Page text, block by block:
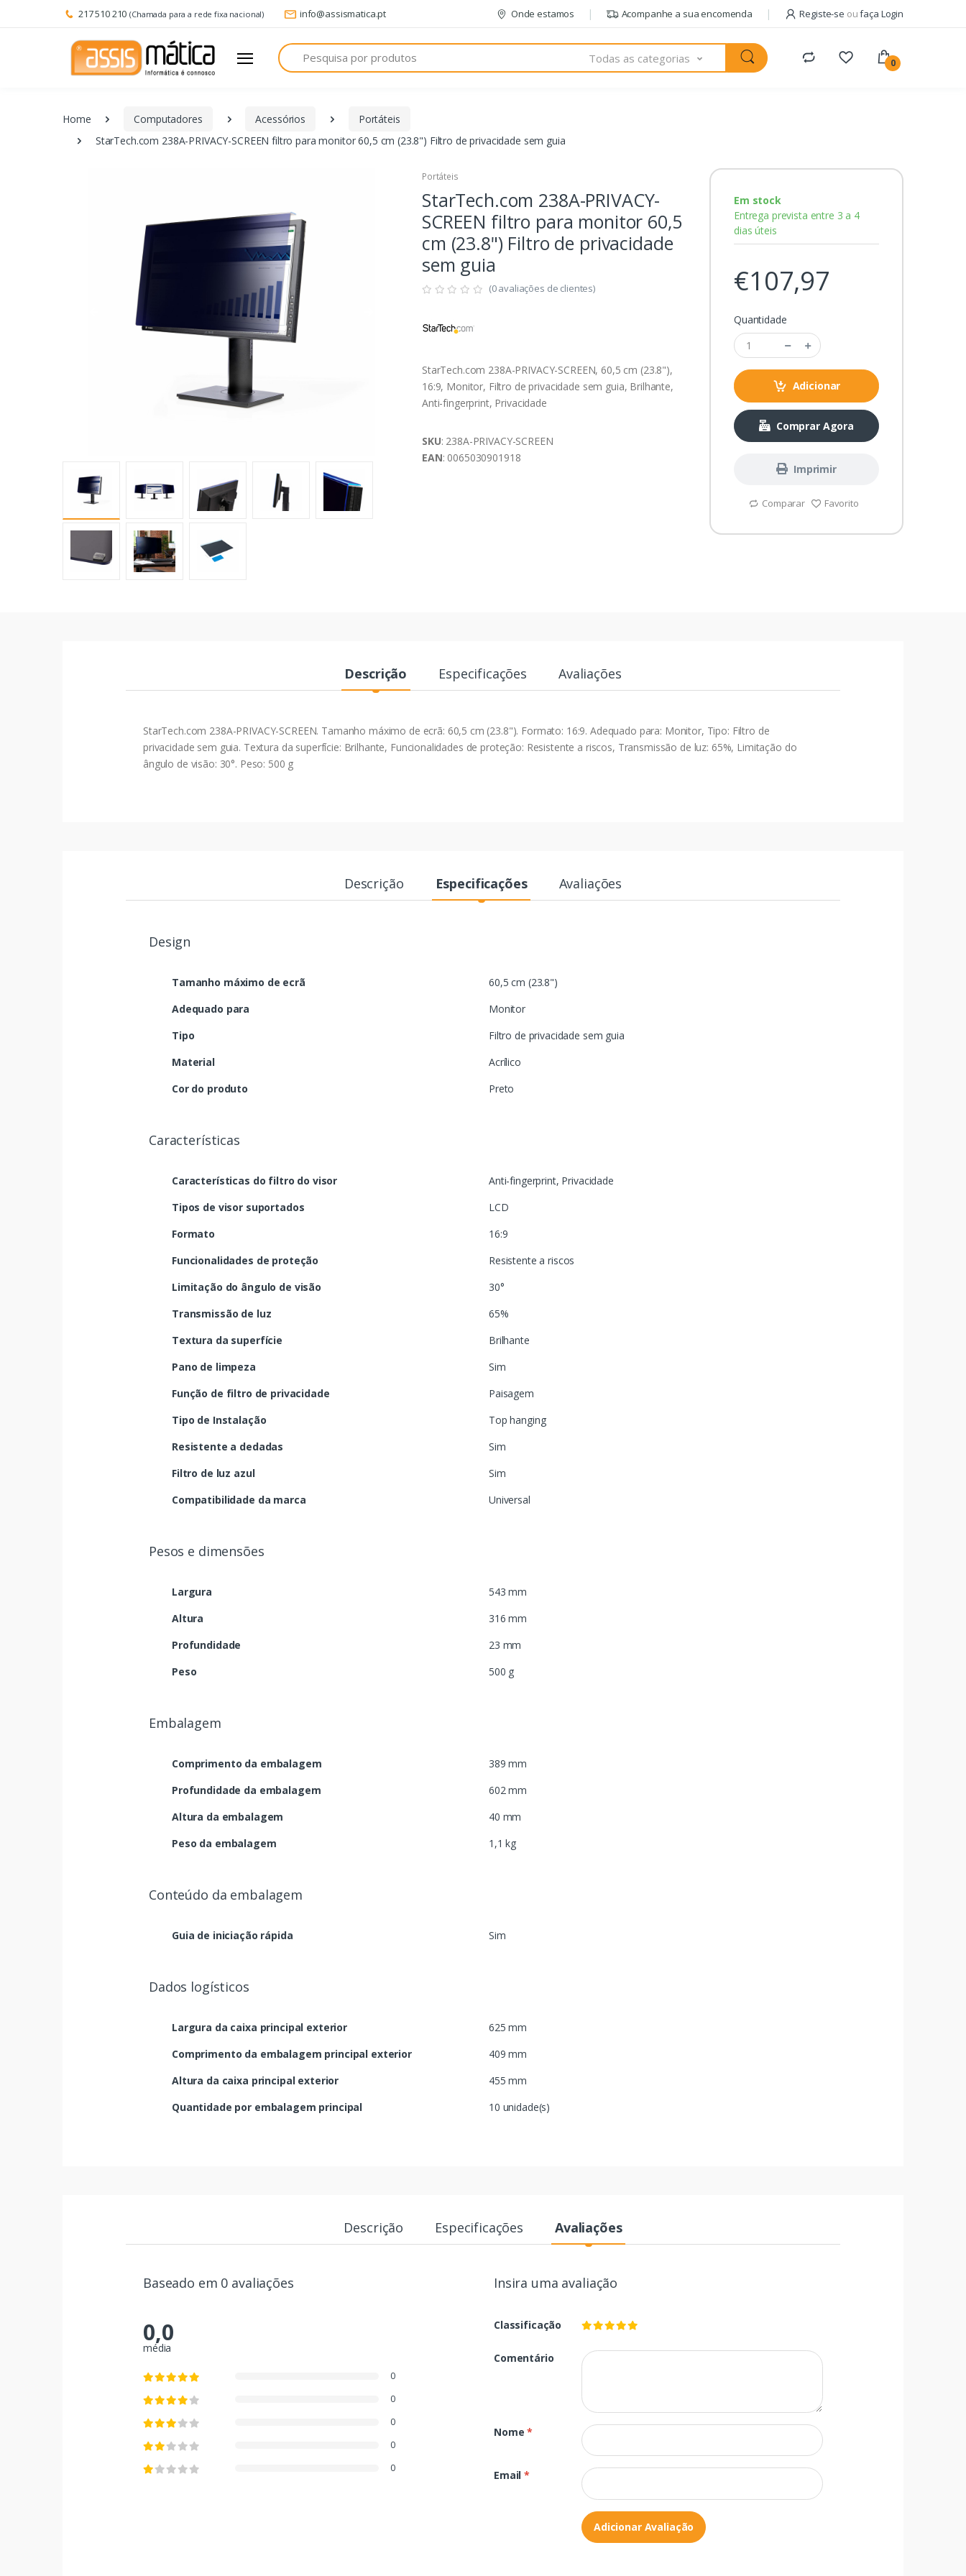
217 510 210 (Chamada para a rede fixa nacional) info@assismatica.pt Onde estamos Acompanhe a sua encomenda Registe-se oufaça Login
Pesquisa
Todas as categorias 0
Home Computadores Acessórios
Portáteis
StarTech.com 238A-PRIVACY-SCREEN filtro para monitor 60,5 cm (23.8") Filtro de privacidade sem guia
Portáteis
StarTech.com 238A-PRIVACY-
SCREEN filtro para monitor 60,5
cm (23.8") Filtro de privacidade
sem guia
(0 avaliações de clientes)
StarTech.com 238A-PRIVACY-SCREEN, 60,5 cm (23.8"),
16:9, Monitor, Filtro de privacidade sem guia, Brilhante,
Anti-fingerprint, Privacidade
SKU: 238A-PRIVACY-SCREEN
EAN: 0065030901918
Em stock
Entrega prevista entre 3 a 4
dias úteis
€107,97
Quantidade
Adicionar
Comprar Agora
Imprimir
Comparar Favorito
Descrição Especificações Avaliações
StarTech.com 238A-PRIVACY-SCREEN. Tamanho máximo de ecrã: 60,5 cm (23.8"). Formato: 16:9. Adequado para: Monitor, Tipo: Filtro de
privacidade sem guia. Textura da superfície: Brilhante, Funcionalidades de proteção: Resistente a riscos, Transmissão de luz: 65%, Limitação do
ângulo de visão: 30°. Peso: 500 g
Descrição Especificações Avaliações
Design
Tamanho máximo de ecrã
60,5 cm (23.8")
Adequado para
Monitor
Tipo
Filtro de privacidade sem guia
Material
Acrílico
Cor do produto
Preto
Características
Características do filtro do visor
Anti-fingerprint, Privacidade
Tipos de visor suportados
LCD
Formato
16:9
Funcionalidades de proteção
Resistente a riscos
Limitação do ângulo de visão
30°
Transmissão de luz
65%
Textura da superfície
Brilhante
Pano de limpeza
Sim
Função de filtro de privacidade
Paisagem
Tipo de Instalação
Top hanging
Resistente a dedadas
Sim
Filtro de luz azul
Sim
Compatibilidade da marca
Universal
Pesos e dimensões
Largura
543 mm
Altura
316 mm
Profundidade
23 mm
Peso
500 g
Embalagem
Comprimento da embalagem
389 mm
Profundidade da embalagem
602 mm
Altura da embalagem
40 mm
Peso da embalagem
1,1 kg
Conteúdo da embalagem
Guia de iniciação rápida Sim
Dados logísticos
Largura da caixa principal exterior
625 mm
Comprimento da embalagem principal exterior
409 mm
Altura da caixa principal exterior
455 mm
Quantidade por embalagem principal
10 unidade(s)
Descrição Especificações Avaliações
Baseado em 0 avaliações
0,0
média
0
0
0
0
0
Insira uma avaliação
Classificação
Comentário
Nome*
Email*
Adicionar Avaliação